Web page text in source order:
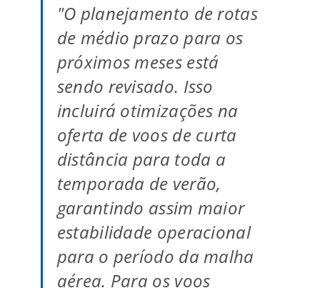
"O planejamento de rotas
de médio prazo para os
próximos meses está
sendo revisado. Isso
incluirá otimizações na
oferta de voos de curta
distância para toda a
temporada de verão,
garantindo assim maior
estabilidade operacional
para o período da malha
aérea. Para os voos